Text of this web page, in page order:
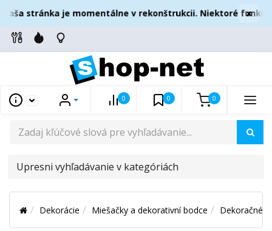
stránka je momentálne v rekonštrukcii. Niektoré funkcie
×
0 0 0
UPRESNI
V
KATEGÓRIÁCH
Dekorácie Miešačky a dekorativní bodce Dekoračné